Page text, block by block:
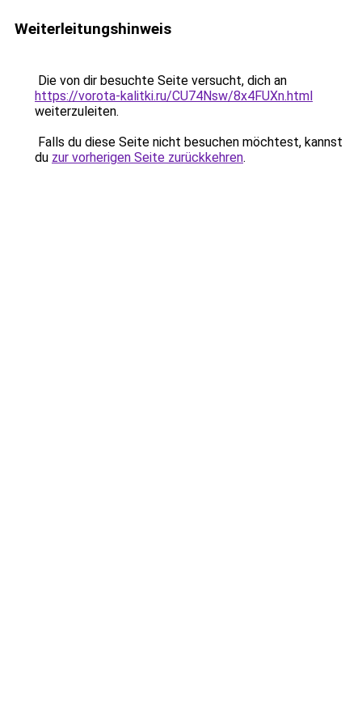
Weiterleitungshinweis
Die von dir besuchte Seite versucht, dich an
https://vorota-kalitki.ru/CU74Nsw/8x4FUXn.html
weiterzuleiten.
Falls du diese Seite nicht besuchen möchtest, kannst
du zur vorherigen Seite zurückkehren.